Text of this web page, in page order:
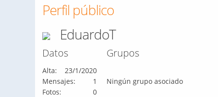
Perfil público
EduardoT
Datos
Alta:
23/1/2020
Mensajes:
1
Fotos:
0
Grupos
Ningún grupo asociado